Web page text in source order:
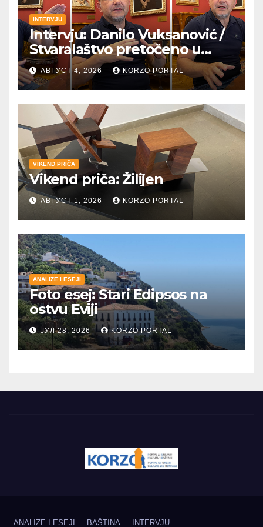
INTERVJU
Intervju: Danilo Vuksanović /
Stvaralaštvo pretočeno u
umetnost i reči
АВГУСТ 4, 2026 KORZO PORTAL
VIKEND PRIČA
Vikend priča: Žilijen
АВГУСТ 1, 2026 KORZO PORTAL
ANALIZE I ESEJI
Foto esej: Stari Edipsos na
ostvu Eviji
ЈУЛ 28, 2026 KORZO PORTAL
ANALIZE I ESEJI BAŠTINA INTERVJU